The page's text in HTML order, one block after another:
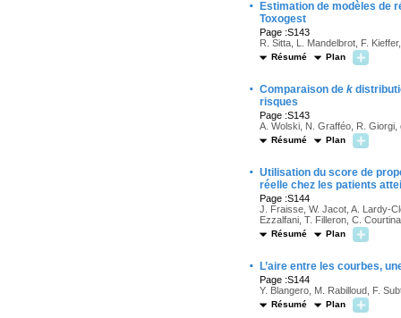
·
Estimation de modèles de
Toxogest
Page :S143
R. Sitta, L. Mandelbrot, F.
Résumé Plan
· Comparaison de k
risques
Page :S143
A. Wolski, N. Grafféo, R. Giorgi,
Résumé Plan
· Utilisation du score de
réelle chez les patients
Page :S144
J. Fraisse, W. Jacot, A. Lardy-
Ezzalfani, T. Filleron, C.
Résumé Plan
· L’aire entre les courbes,
Page :S144
Y. Blangero, M. Rabilloud, F.
Résumé Plan